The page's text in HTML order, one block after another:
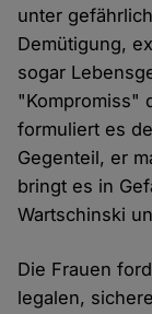
unter
Demütigung,
sogar
"Kompromiss"
formuliert es
Gegenteil, er
bringt es in
Wartschinski
Die Frauen
legalen,